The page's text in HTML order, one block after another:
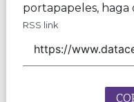
portapapeles, haga
RSS link